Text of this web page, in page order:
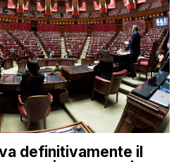
definitivamente il